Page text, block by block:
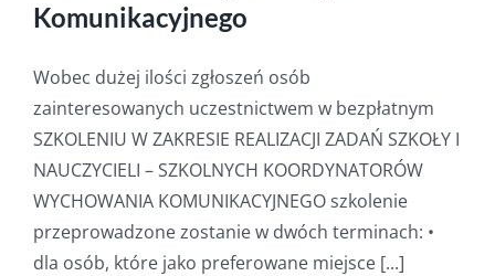
Komunikacyjnego
Wobec dużej ilości zgłoszeń osób
zainteresowanych uczestnictwem w bezpłatnym
SZKOLENIU W ZAKRESIE REALIZACJI ZADAŃ SZKOŁY I
NAUCZYCIELI – SZKOLNYCH KOORDYNATORÓW
WYCHOWANIA KOMUNIKACYJNEGO szkolenie
przeprowadzone zostanie w dwóch terminach: •
dla osób, które jako preferowane miejsce [...]